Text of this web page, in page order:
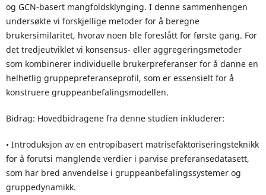
og GCN-basert mangfoldsklynging. I denne sammenhengen
undersøkte vi forskjellige metoder for å beregne
brukersimilaritet, hvorav noen ble foreslått for første gang. For
det tredjeutviklet vi konsensus- eller aggregeringsmetoder
som kombinerer individuelle brukerpreferanser for å danne en
helhetlig gruppepreferanseprofil, som er essensielt for å
konstruere gruppeanbefalingsmodellen.
Bidrag: Hovedbidragene fra denne studien inkluderer:
• Introduksjon av en entropibasert matrisefaktoriseringsteknikk
for å forutsi manglende verdier i parvise preferansedatasett,
som har bred anvendelse i gruppeanbefalingssystemer og
gruppedynamikk.